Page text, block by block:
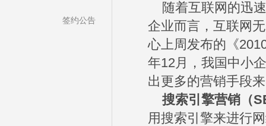
签约公告
随着互联网的迅
企业而言，互联网
心上周发布的《
年12月，我国中小
出更多的营销手段
搜索引擎营销（
用搜索引擎来进行